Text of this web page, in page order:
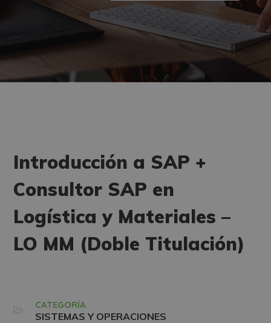
Introducción a SAP +
Consultor SAP en
Logística y Materiales –
LO MM (Doble Titulación)
CATEGORÍA
SISTEMAS Y OPERACIONES